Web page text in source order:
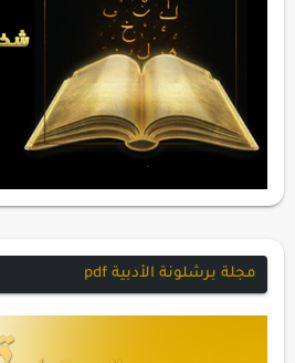
مجلة برشلونة الأدبية pdf